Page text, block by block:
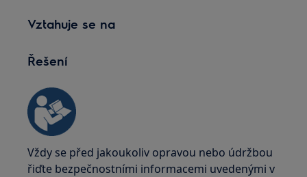
Vztahuje se na
Řešení
Vždy se před jakoukoliv opravou nebo údržbou
řiďte bezpečnostními informacemi uvedenými v